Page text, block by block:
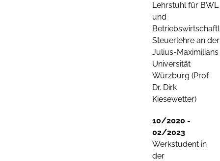
Lehrstuhl für BWL
und
Steuerlehre an der
Julius-Maximilians
Universität
Würzburg (Prof.
Dr. Dirk
Kiesewetter)
10/2020 -
02/2023
Werkstudent in
der